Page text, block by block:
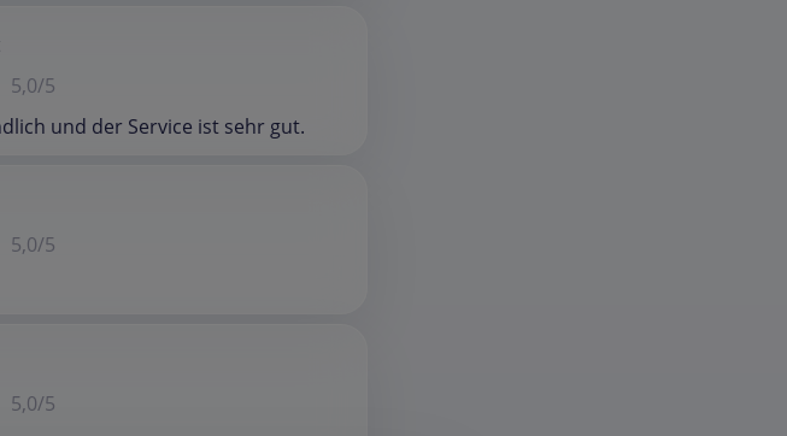
5,0/5
und der Service ist sehr gut.
5,0/5
5,0/5